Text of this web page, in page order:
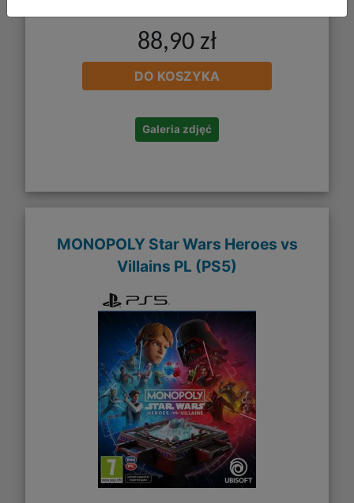
88,90 zł
DO KOSZYKA
Galeria zdjęć
MONOPOLY Star Wars Heroes vs
Villains PL (PS5)